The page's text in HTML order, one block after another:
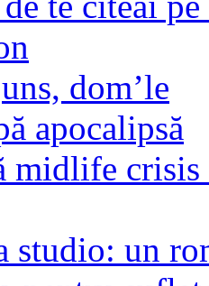
dom’le
apocalipsă
midlife crisis
studio: un